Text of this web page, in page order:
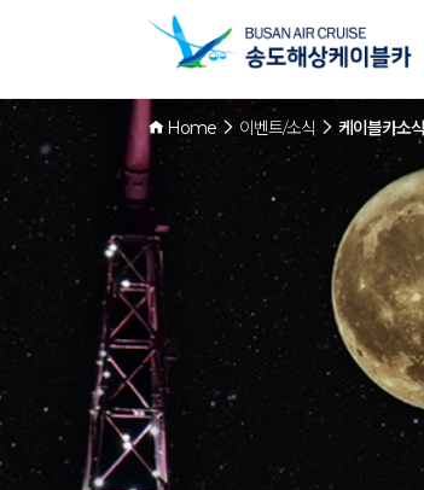
Home 이벤트/소식 케이블카소식